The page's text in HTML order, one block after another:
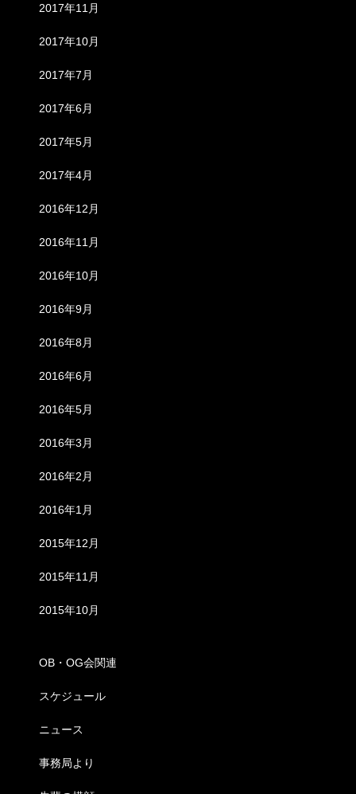
2017年11月
2017年10月
2017年7月
2017年6月
2017年5月
2017年4月
2016年12月
2016年11月
2016年10月
2016年9月
2016年8月
2016年6月
2016年5月
2016年3月
2016年2月
2016年1月
2015年12月
2015年11月
2015年10月
OB・OG会関連
スケジュール
ニュース
事務局より